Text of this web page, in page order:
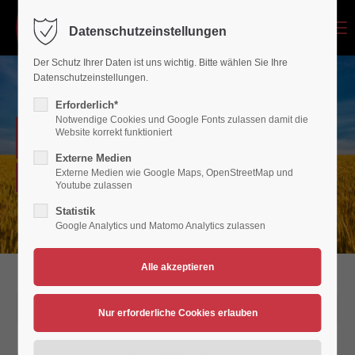
Login
Benutzername
Anmelden
Support
NEWSARCHIV
Verein für Bewegungsspiele 1936/45 Polch/Maifeld e.V.
20.03.2022 15:16
Datenschutzeinstellungen
Der Schutz Ihrer Daten ist uns wichtig. Bitte wählen Sie Ihre
Datenschutzeinstellungen.
Erforderlich*
Notwendige Cookies und Google Fonts zulassen damit die
Website korrekt funktioniert
Externe Medien
Externe Medien wie Google Maps, OpenStreetMap und
Youtube zulassen
Statistik
Google Analytics und Matomo Analytics zulassen